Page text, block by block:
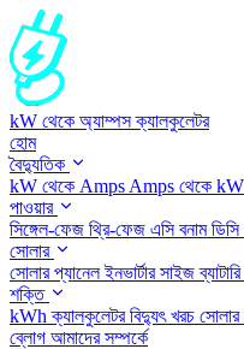
kW থেকে অ্যাম্পস ক্যালকুলেটর
হোম
বৈদ্যুতিক
kW থেকে Amps Amps থেকে kW
পাওয়ার
সিঙ্গেল-ফেজ থ্রি-ফেজ এসি বনাম ডিসি
সোলার
সোলার প্যানেলইনভার্টার সাইজ
শক্তি
kWh ক্যালকুলেটরবিদ্যুৎ খরচ
ব্লোগ আমাদের সম্পর্কে